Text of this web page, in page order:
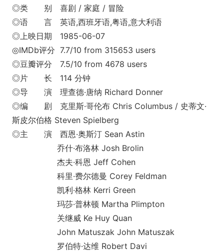
◎类 别 喜剧 / 家庭 / 冒险
◎语 言 英语,西班牙语,粤语,意大利语
◎上映日期 1985-06-07
◎IMDb评分 7.7/10 from 315653 users
◎豆瓣评分 7.5/10 from 4678 users
◎片 长 114 分钟
◎导 演 理查德·唐纳 Richard Donner
◎编 剧 克里斯·哥伦布 Chris Columbus / 史蒂文·
斯皮尔伯格 Steven Spielberg
◎主 演 西恩·奥斯汀 Sean Astin
乔什·布洛林 Josh Brolin
杰夫·科恩 Jeff Cohen
科里·费尔德曼 Corey Feldman
凯利·格林 Kerri Green
玛莎·普林顿 Martha Plimpton
关继威 Ke Huy Quan
John Matuszak John Matuszak
罗伯特·达维 Robert Davi